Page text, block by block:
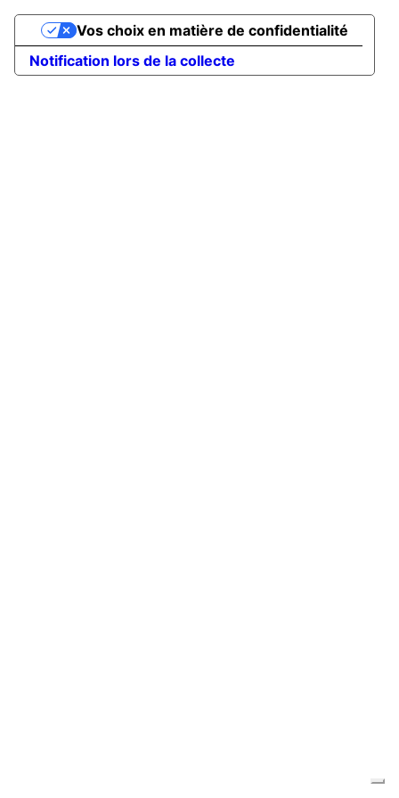
Notification lors de la collecte
Vos choix en matière de confidentialité